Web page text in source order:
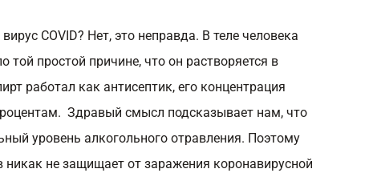
COVID? Нет, это неправда. В теле человека
той простой причине, что он растворяется в
работал как антисептик, его концентрация
Здравый смысл подсказывает нам, что
уровень алкогольного отравления. Поэтому
никак не защищает от заражения коронавирусной